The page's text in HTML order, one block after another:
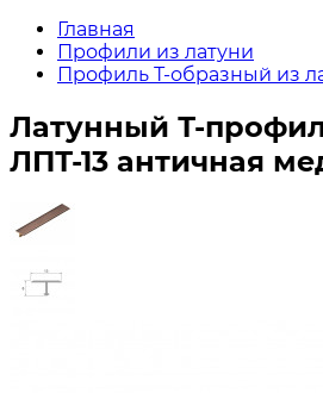
Главная
Профили из латуни
Профиль Т-образный из
Латунный Т-
ЛПТ-13 античная